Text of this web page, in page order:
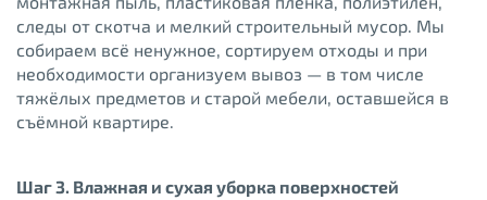
следы от скотча и мелкий строительный мусор. Мы
собираем всё ненужное, сортируем отходы и при
необходимости организуем вывоз — в том числе
тяжёлых предметов и старой мебели, оставшейся в
съёмной квартире.
Шаг 3. Влажная и сухая уборка поверхностей